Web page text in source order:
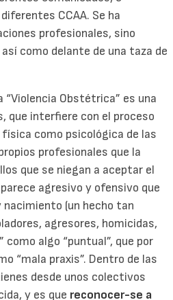
CCAA. Se ha
profesionales, sino
como delante de una taza de
“Violencia Obstétrica” es una
que interfiere con el proceso
como psicológica de las
profesionales que la
que se niegan a aceptar el
parece agresivo y ofensivo que
(un hecho tan
agresores, homicidas,
algo “puntual”, que por
“mala praxis”. Dentro de las
desde unos colectivos
y es que reconocer-se a